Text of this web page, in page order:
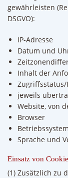
gewährleisten
DSGVO):
IP-Adresse
Datum und
Inhalt der
Zugriffsstatus/
jeweils
Website, von
Browser
Sprache und
Einsatz von
(1) Zusätzlich zu